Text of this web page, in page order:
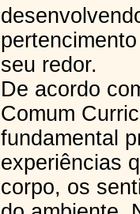
seu redor.
De acordo
Comum
fundamental
experiências
corpo, os